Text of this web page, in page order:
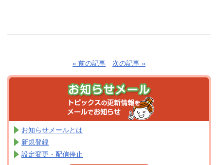
« 前の記事 次の記事 »
お知らせメールとは
新規登録
設定変更・配信停止